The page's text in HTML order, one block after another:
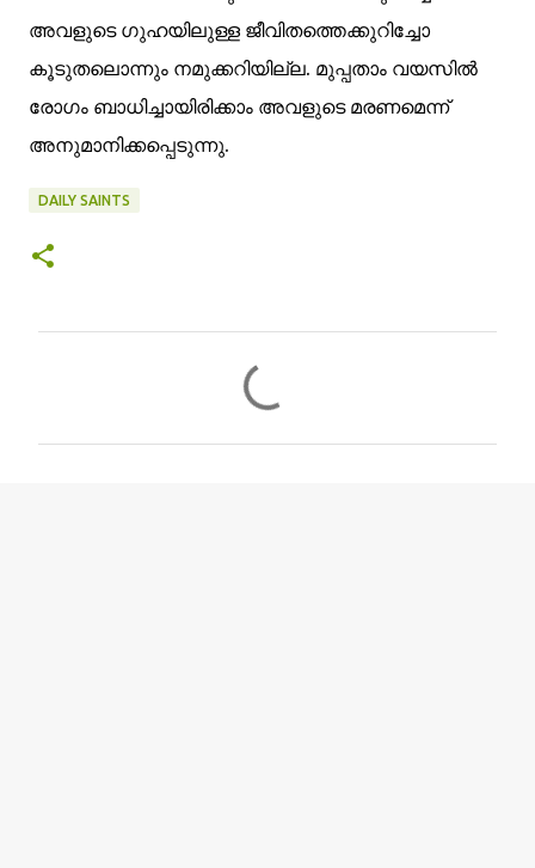
അവളുടെ ഗുഹയിലുള്ള ജീവിതത്തെക്കുറിച്ചോ
കൂടുതലൊന്നും നമുക്കറിയില്ല. മുപ്പതാം വയസില്‍
രോഗം ബാധിച്ചായിരിക്കാം അവളുടെ മരണമെന്ന്
അനുമാനിക്കപ്പെടുന്നു.
DAILY SAINTS